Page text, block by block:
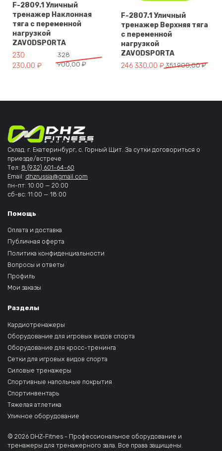
F-2809.1 Уличный
тренажер Наклонная
тяга с переменной
нагрузкой
ZAVODSPORTA
328
900,00 ₽
Первоначальная цена составляла 328 900,00 ₽.
230
230,00 ₽
Текущая цена: 230 230,00 ₽.
F-2807.1 Уличный
тренажер Верхняя тяга
с переменной
нагрузкой
ZAVODSPORTA
351 900,00₽
Первоначальная цена
246 330,00 ₽
Текущая цена: 246 330,00 ₽.
Склад: г. Екатеринбург, с. Горный Щит. За сутки договориться о
приезде/встрече
Тел: 8 (932) 601-64-60
Email: dhzrussia@gmail.com
пн-пт: 10:00 — 20:00
сб-вс: 11:00 — 18:00
Помощь
Оплата и доставка
Публичная оферта
Политика конфиденциальности
Вопросы и ответы
Профиль
Мои заказы
Разделы
Кардиотренажеры
Оборудование для игровых видов спорта
Оборудование для кросс-тренинга
Сетки для игровых видов спорта
Силовые тренажеры
Спортивные напольные покрытия
Спортинвентарь
Тяжелая атлетика
Уличное оборудование
© 2026 DHZ-Fitnes - Профессиональное оборудование и
тренажеры для тренажерного зала. Все права защищены.